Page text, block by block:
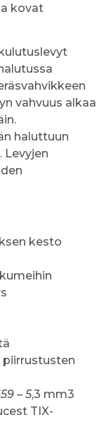
kovat
vahvuus alkaa
haluttuun
Levyjen
kesto
piirrustusten
– 5,3 mm3
TIX-